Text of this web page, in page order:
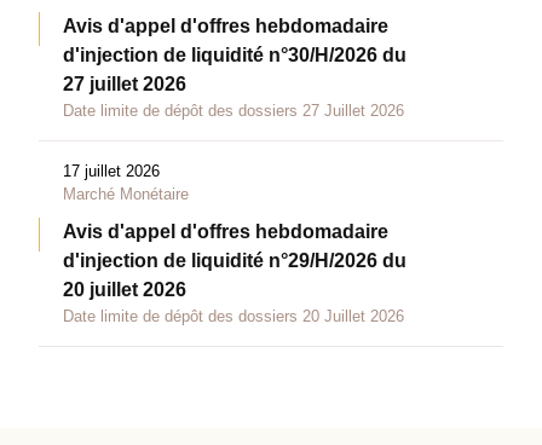
Avis d'appel d'offres hebdomadaire
d'injection de liquidité n°30/H/2026 du
27 juillet 2026
Date limite de dépôt des dossiers 27 Juillet 2026
17 juillet 2026
Marché Monétaire
Avis d'appel d'offres hebdomadaire
d'injection de liquidité n°29/H/2026 du
20 juillet 2026
Date limite de dépôt des dossiers 20 Juillet 2026